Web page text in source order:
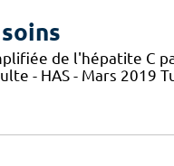
de l'hépatite C
- HAS - Mars 2019